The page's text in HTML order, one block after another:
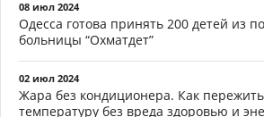
08 июл 2024
Одесса готова принять 200 детей из
больницы “Охматдет”
02 июл 2024
Жара без кондиционера. Как
температуру без вреда здоровью и